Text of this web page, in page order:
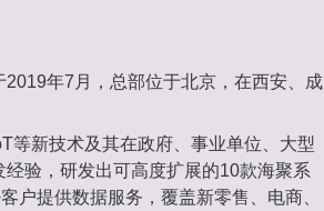
年7月，总部位于北京，在西安、成
等新技术及其在政府、事业单位、大型
验，研发出可高度扩展的10款海聚系
户提供数据服务，覆盖新零售、电商、